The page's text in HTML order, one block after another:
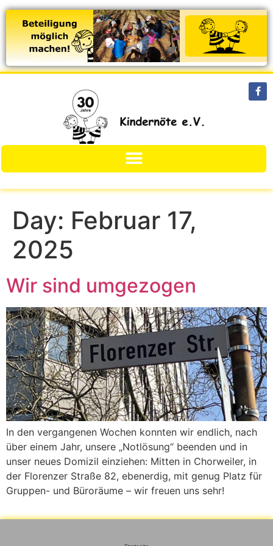
Day: Februar 17,
2025
Wir sind umgezogen
In den vergangenen Wochen konnten wir endlich, nach
über einem Jahr, unsere „Notlösung“ beenden und in
unser neues Domizil einziehen: Mitten in Chorweiler, in
der Florenzer Straße 82, ebenerdig, mit genug Platz für
Gruppen- und Büroräume – wir freuen uns sehr!